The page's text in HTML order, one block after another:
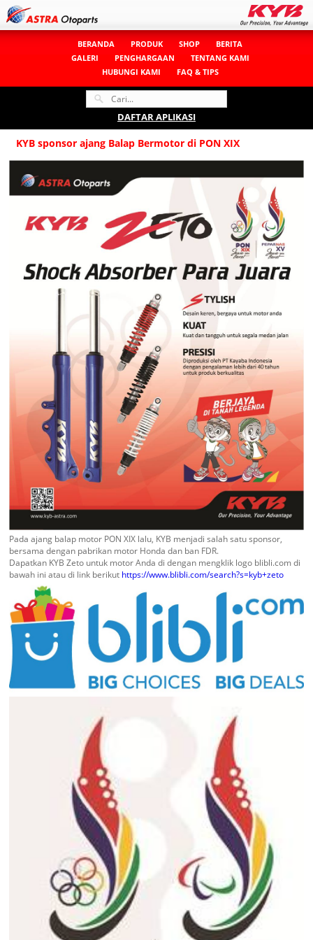
BERANDA PRODUK SHOP
BERITA
GALERI
PENGHARGAAN
TENTANG KAMI
HUBUNGI KAMI
FAQ & TIPS
DAFTAR APLIKASI
KYB sponsor ajang Balap Bermotor di PON XIX
Pada ajang balap motor PON XIX lalu, KYB menjadi salah satu sponsor,
bersama dengan pabrikan motor Honda dan ban FDR.
Dapatkan KYB Zeto untuk motor Anda di dengan mengklik logo blibli.com di
bawah ini atau di link berikut https://www.blibli.com/search?s=kyb+zeto